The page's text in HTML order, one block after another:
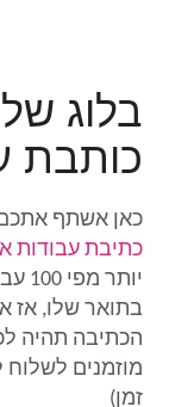
בלוג של
כותבת
כאן אשתף אתכם
כתיבת עבודות
בתואר שלו, אז
הכתיבה תהיה
מוזמנים
זמן)